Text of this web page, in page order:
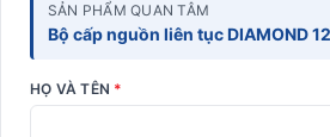
SẢN PHẨM QUAN TÂM
Bộ cấp nguồn liên tục DIAMOND
HỌ VÀ TÊN *